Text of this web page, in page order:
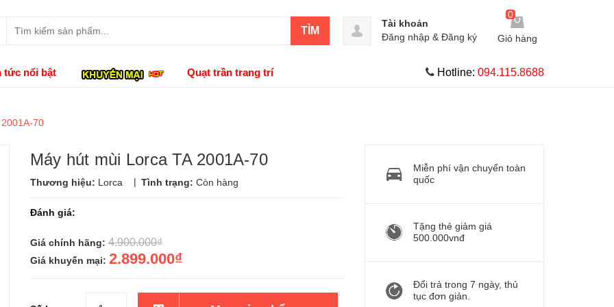
TÌM
0
Giỏ hàng
Tài khoản
Đăng nhập & Đăng ký
tức nổi bật Quạt trần trang trí Hotline: 094.115.8688
70
Máy hút mùi Lorca TA 2001A-70
Thương hiệu: Lorca | Tình trạng: Còn hàng
Đánh giá:
Giá chính hãng: 4.900.000₫
Giá khuyến mại: 2.899.000₫
Miễn phí vận chuyển toàn
quốc
Tặng thẻ giảm giá
500.000vnđ
Đổi trả trong 7 ngày, thủ
tục đơn giản.